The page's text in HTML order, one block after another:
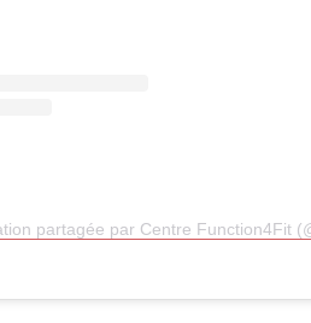
partagée par Centre Function4Fit